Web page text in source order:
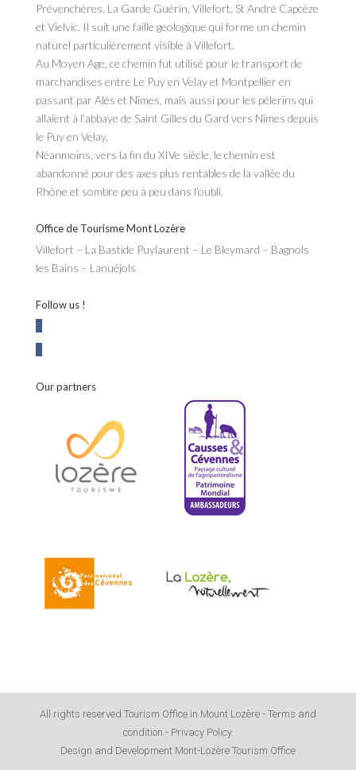
Prévenchères, La Garde Guérin, Villefort, St André Capcèze
et Vielvic. Il suit une faille geologique qui forme un chemin
naturel particulièrement visible à Villefort.
Au Moyen Age, ce chemin fut utilisé pour le transport de
marchandises entre Le Puy en Velay et Montpellier en
passant par Alès et Nîmes, mais aussi pour les pélerins qui
allaient à l’abbaye de Saint Gilles du Gard vers Nîmes depuis
le Puy en Velay.
Néanmoins, vers la fin du XIVe siècle, le chemin est
abandonné pour des axes plus rentables de la vallée du
Rhône et sombre peu à peu dans l’oubli.
Office de Tourisme Mont Lozère
Villefort – La Bastide Puylaurent – Le Bleymard – Bagnols
les Bains – Lanuéjols
Follow us !
Our partners
All rights reserved Tourism Office in Mount Lozère - Terms and
condition - Privacy Policy
Design and Development Mont-Lozère Tourism Office